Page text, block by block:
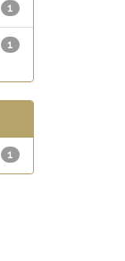
1
1
1